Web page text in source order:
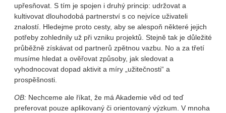
upřesňovat. S tím je spojen i druhý princip: udržovat a
kultivovat dlouhodobá partnerství s co nejvíce uživateli
znalostí. Hledejme proto cesty, aby se alespoň některé jejich
potřeby zohlednily už při vzniku projektů. Stejně tak je důležité
průběžně získávat od partnerů zpětnou vazbu. No a za třetí
musíme hledat a ověřovat způsoby, jak sledovat a
vyhodnocovat dopad aktivit a míry „užitečnosti“ a
prospěšnosti.
OB: Nechceme ale říkat, že má Akademie věd od teď
preferovat pouze aplikovaný či orientovaný výzkum. V mnoha